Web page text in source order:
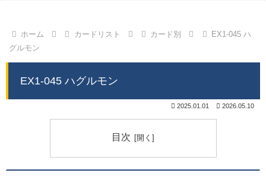
ホーム カードリスト カード別
EX1-045 ハ
グルモン
EX1-045 ハグルモン
2025.01.01 2026.05.10
目次